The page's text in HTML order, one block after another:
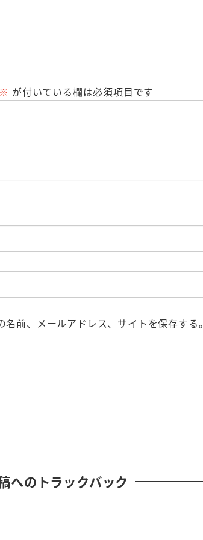
※ が付いている欄は必須項目です
前、メールアドレス、サイトを保存する。
へのトラックバック